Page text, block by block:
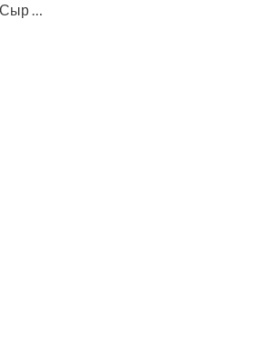
Сыр …